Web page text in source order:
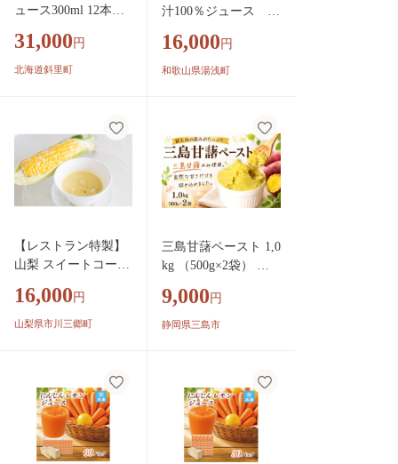
ュース300ml 12本セ
用 北海道斜里町産し
そ使用 北海道 斜里
31,000 円
北海道斜里町
汁100％ジュース 72
田村産】_G7375
16,000 円
和歌山県湯浅町
【レストラン特製】
山梨 スイートコーン
ろこしの冷製スープ
（４袋入り） スー
トラン 特製 スイー
トコーン [5839-1399]
16,000 円
山梨県市川三郷町
三島甘藷ペースト 1,0
kg （500g×2袋） 紅
さつま芋 みしまかん
しょ 国産 芋ペースト
パック 野菜ペースト
離乳食 お菓子作り パ
ン作り 芋ジャム 保存
料・添加物不使用 業
務用 老舗 製餡所 甲
9,000 円
静岡県三島市